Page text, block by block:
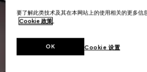
要了解此类技术及其在本网站上的使用相关的更多信
Cookie 政策。
Cookie 设置
OK